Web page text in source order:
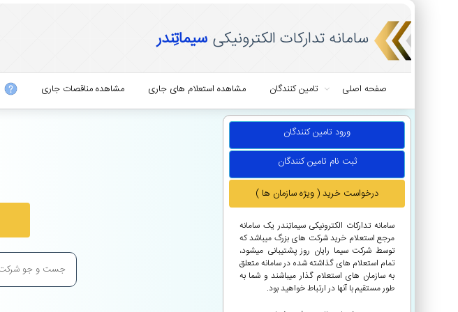
سیماتِندر سامانه تدارکات الکترونیکی
مشاهده مناقصات جاری مشاهده استعلام های جاری تامین کنندگان صفحه اصلی
ورود تامین کنندگان
ثبت نام تامین کنندگان
درخواست خرید ( ویژه سازمان ها )
سامانه تدارکات الکترونیکی سیماتِندر یک سامانه
مرجع استعلام خرید شرکت های بزرگ میباشد که
توسط شرکت سیما رایان روز پشتیبانی میشود،
تمام استعلام های گذاشته شده در سامانه متعلق
به سازمان های استعلام گذار میباشند و شما به
طور مستقیم با آنها در ارتباط خواهید بود.